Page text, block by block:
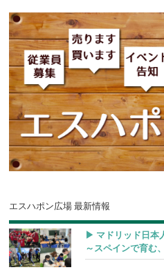
エスハポン広場 最新情報
▶︎ マドリッド日本
～スペインで育む